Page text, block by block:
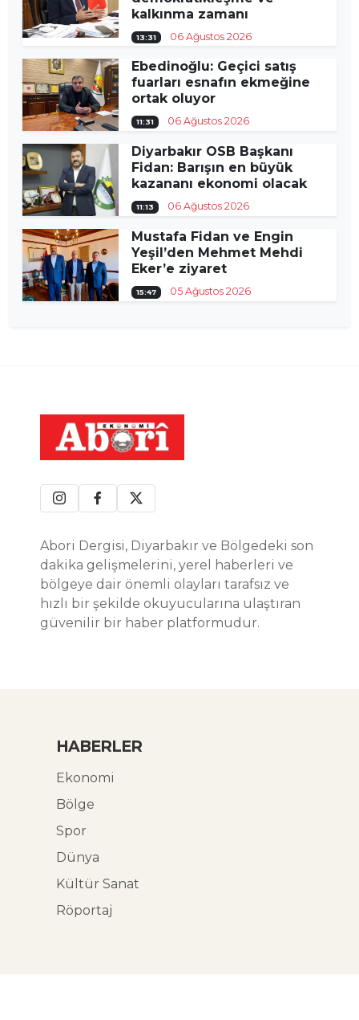
kalkınma zamanı
13:31 06 Ağustos 2026
Ebedinoğlu: Geçici satış
fuarları esnafın ekmeğine
ortak oluyor
11:31 06 Ağustos 2026
Diyarbakır OSB Başkanı
Fidan: Barışın en büyük
kazananı ekonomi olacak
11:13 06 Ağustos 2026
Mustafa Fidan ve Engin
Yeşil’den Mehmet Mehdi
Eker’e ziyaret
15:47 05 Ağustos 2026
Abori Dergisi, Diyarbakır ve Bölgedeki son
dakika gelişmelerini, yerel haberleri ve
bölgeye dair önemli olayları tarafsız ve
hızlı bir şekilde okuyucularına ulaştıran
güvenilir bir haber platformudur.
HABERLER
Ekonomi
Bölge
Spor
Dünya
Kültür Sanat
Röportaj